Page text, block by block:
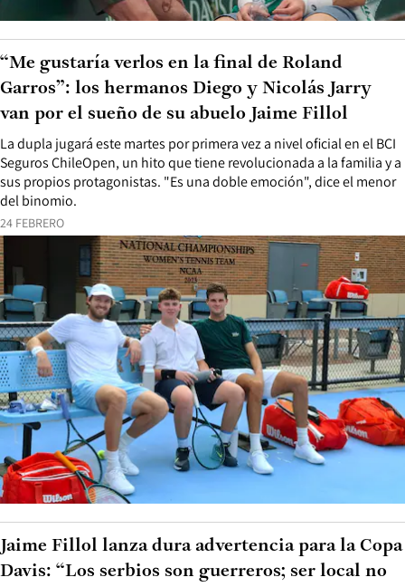
24 FEBRERO
La dupla jugará este martes por primera vez a nivel oficial en el BCI
Seguros ChileOpen, un hito que tiene revolucionada a la familia y a
sus propios protagonistas. "Es una doble emoción", dice el menor
del binomio.
“Me gustaría verlos en la final de Roland
Garros”: los hermanos Diego y Nicolás Jarry
van por el sueño de su abuelo Jaime Fillol
Jaime Fillol lanza dura advertencia para la Copa
Davis: “Los serbios son guerreros; ser local no